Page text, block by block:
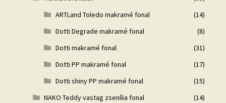
ARTLand Toledo makramé fonal
(14)
Dotti Degrade makramé fonal
(8)
Dotti makramé fonal
(31)
Dotti PP makramé fonal
(17)
Dotti shiny PP makramé fonal
(15)
NAKO Teddy vastag zsenília fonal
(14)